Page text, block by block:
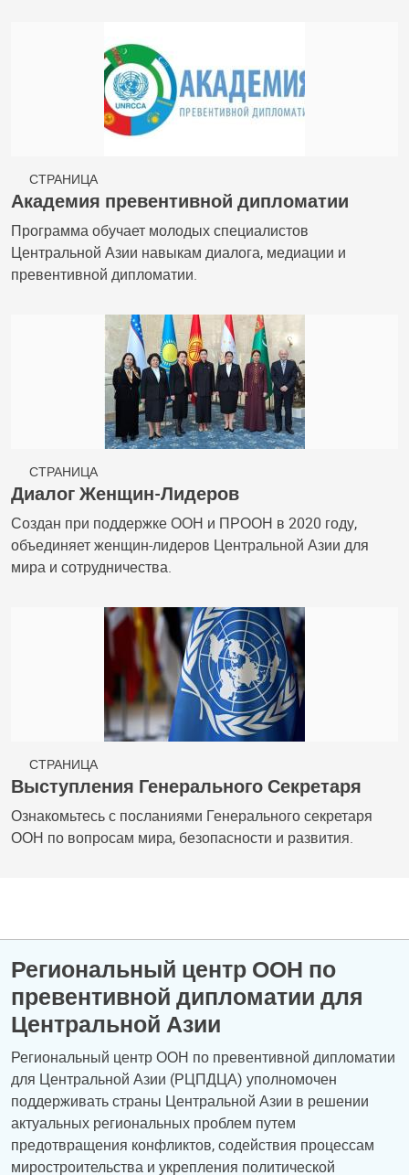
СТРАНИЦА
Академия превентивной дипломатии
Программа обучает молодых специалистов
Центральной Азии навыкам диалога, медиации и
превентивной дипломатии.
СТРАНИЦА
Диалог Женщин-Лидеров
Создан при поддержке ООН и ПРООН в 2020 году,
объединяет женщин-лидеров Центральной Азии для
мира и сотрудничества.
СТРАНИЦА
Выступления Генерального Секретаря
Ознакомьтесь с посланиями Генерального секретаря
ООН по вопросам мира, безопасности и развития.
Региональный центр ООН по
превентивной дипломатии для
Центральной Азии
Региональный центр ООН по превентивной дипломатии
для Центральной Азии (РЦПДЦА) уполномочен
поддерживать страны Центральной Азии в решении
актуальных региональных проблем путем
предотвращения конфликтов, содействия процессам
миростроительства и укрепления политической